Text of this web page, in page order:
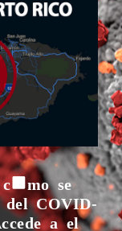
cómo se
COVID-
a el